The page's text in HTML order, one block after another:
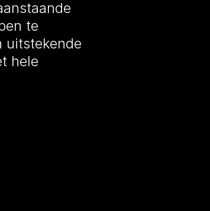
te
uitstekende
hele